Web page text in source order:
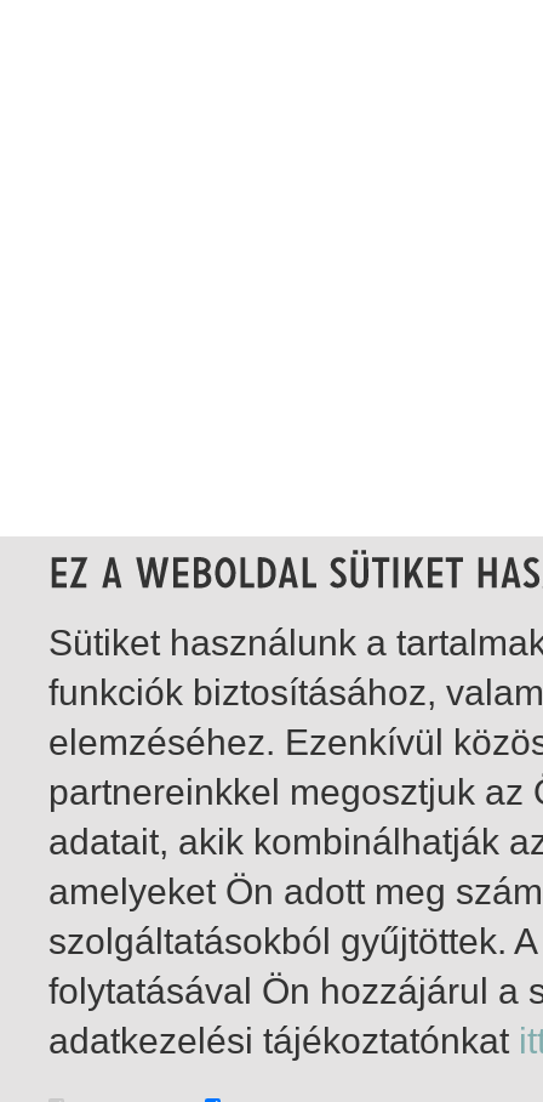
1-3 / összesen 3 találat
Sütiket használunk a
funkciók biztosításához,
elemzéséhez. Ezenkívül
partnereinkkel megosztjuk
adatait, akik kombinálhatják
amelyeket Ön adott meg
szolgáltatásokból gyűjtöttek.
folytatásával Ön hozzájárul a
adatkezelési tájékoztatónkat